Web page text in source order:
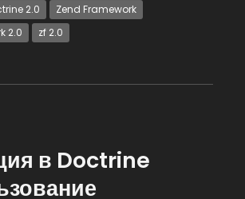
2.0
Zend Framework
2.0
zf 2.0
в Doctrine